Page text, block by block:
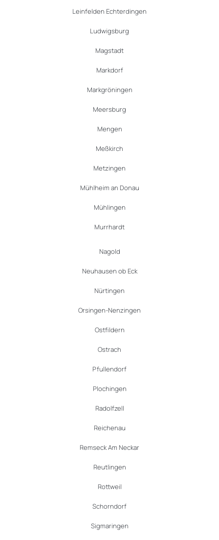
Leinfelden Echterdingen
Ludwigsburg
Magstadt
Markdorf
Markgröningen
Meersburg
Mengen
Meßkirch
Metzingen
Mühlheim an Donau
Mühlingen
Murrhardt
Nagold
Neuhausen ob Eck
Nürtingen
Orsingen-Nenzingen
Ostfildern
Ostrach
Pfullendorf
Plochingen
Radolfzell
Reichenau
Remseck Am Neckar
Reutlingen
Rottweil
Schorndorf
Sigmaringen